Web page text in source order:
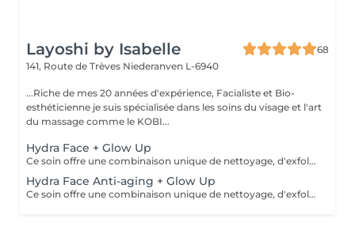
Layoshi by Isabelle
68
141, Route de Trèves Niederanven L-6940
...Riche de mes 20 années d'expérience, Facialiste et Bio-
esthéticienne je suis spécialisée dans les soins du visage et l'art
du massage comme le KOBI...
Hydra Face + Glow Up
Ce soin offre une combinaison unique de nettoyage, d'exfoliation, d'extraction, d'hydratation et de protection pour une peau éclatante et nettoyée en profondeur: les pores sont resserrés, le teint éclairci, le grain de peau lissé, les ridules estompées, un visage hydraté et régénéré. Il est adapté à tous les types de peau, dès 12 ans pour un nettoyage en profondeur. *** Idéal en cure de 4 soins pour des résultats optimum*** Demandez-moi des renseignements, je me ferai un plaisir de vous conseiller...
Hydra Face Anti-aging + Glow Up
Ce soin offre une combinaison unique de nettoyage, d'exfoliation, d'extraction, d'hydratation et de protection pour une peau éclatante et nettoyée en profondeur: les pores sont resserrés, le teint éclairci, le grain de peau lissé, les ridules estompées, un visage hydraté, stimulé et raffermit. Il est adapté à tous les types de peau, en prévention anti-âge à partir de 25 ans... *** Recommandé en cure de 4 soins pour des résultats optimum*** Demandez-moi des renseignements, je me ferai un plaisir de vous conseiller.